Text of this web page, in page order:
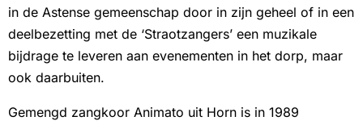
in de Astense gemeenschap door in zijn geheel of in een
deelbezetting met de ‘Straotzangers’ een muzikale
bijdrage te leveren aan evenementen in het dorp, maar
ook daarbuiten.
Gemengd zangkoor Animato uit Horn is in 1989